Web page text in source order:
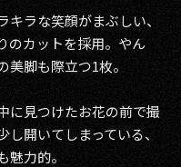
ラな笑顔がまぶしい、
のカットを採用。やん
脚も際立つ1枚。
に見つけたお花の前で撮
開いてしまっている、
力的。